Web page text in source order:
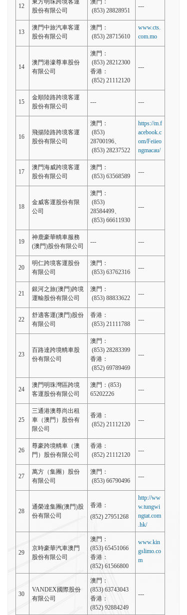
12
東方明珠跨境客運
股份有限公司
澳門：
(853) 28828951
---
13
澳門中旅汽車客運
股份有限公司
澳門：
(853) 28715610
www.cts.
com.mo
14
澳門港濠尊車股份
有限公司
澳門：
(853) 28212300
香港：
(852) 21112120
---
15
金順陸路跨境客運
股份有限公司
--- ---
16
飛揚陸路跨境客運
股份有限公司
澳門：
(853)
28700196、
(853) 28237522
https://m.f
acebook.c
om/Feiieo
ngmacau/
17
澳門海威跨境客運
股份有限公司
澳門：
(853) 63568589
---
18
金威客運股份有限
公司
澳門：
(853)
28584499、
(853) 66611930
---
19
神鹿豪華轎車服務
(澳門)股份有限公司
--- ---
20
明仁跨境客運股份
有限公司
澳門：
(853) 63762316
---
21
銀河之旅(澳門)跨境
運輸股份有限公司
澳門：
(853) 88833622
---
22
舒適客運(澳門)股份
有限公司
香港：
(853) 21111788
---
23
百路達跨境轎車股
份有限公司
澳門：
(853) 28283399
香港：
(852) 69789469
---
24
澳門明珠灣區跨境
客運股份有限公司
澳門：(853)
65202226
---
25
三通港澳尊尚出租
車（澳門）股份有
限公司
香港：
(852) 21112120
---
26
尊豪跨境轎車（澳
門）股份有限公司
香港：
(852) 21112120
---
27
萬方（集團）股份
有限公司
澳門：
(853) 66790496
---
28
通榮達集團(澳門)股
份有限公司
香港：
(852) 27951268
http://ww
w.tungwi
ngtat.com
.hk/
29
京時豪華汽車澳門
股份有限公司
澳門：
(853) 65451066
香港：
(852) 61566800
www.kin
gslimo.co
m
30
VANDEX國際股份
有限公司
澳門：
(853) 63743043
香港：
(852) 92884249
---